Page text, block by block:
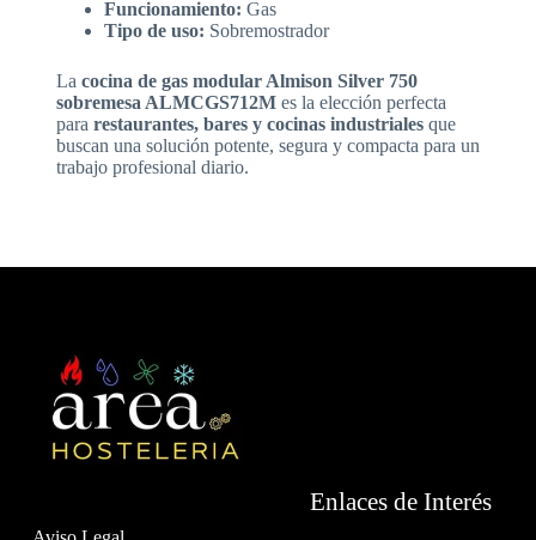
Funcionamiento: Gas
Tipo de uso: Sobremostrador
La cocina de gas modular Almison Silver 750
sobremesa ALMCGS712Mes la elección perfecta
para restaurantes, bares y cocinas industrialesque
buscan una solución potente, segura y compacta para un
trabajo profesional diario.
Enlaces de Interés